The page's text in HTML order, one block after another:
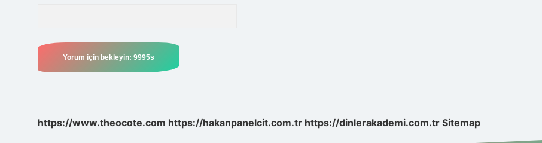
https://www.theocote.com https://hakanpanelcit.com.tr https://dinlerakademi.com.tr Sitemap